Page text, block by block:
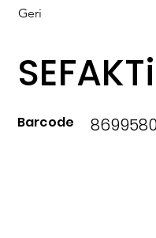
Geri
Barcode